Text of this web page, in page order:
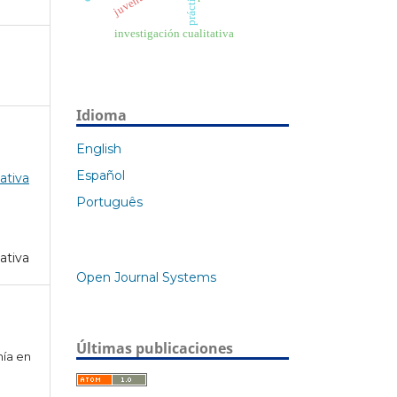
en
investigación cualitativa
Idioma
English
Español
Português
Open Journal Systems
Últimas publicaciones